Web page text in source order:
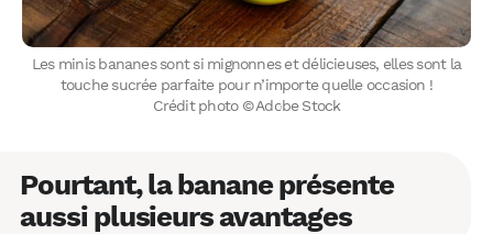
Les minis bananes sont si mignonnes et délicieuses, elles sont la
touche sucrée parfaite pour n’importe quelle occasion !
Crédit photo © Adobe Stock
Pourtant, la banane présente
aussi plusieurs avantages